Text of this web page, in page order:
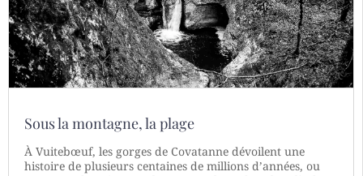
Sous la montagne, la plage
À Vuitebœuf, les gorges de Covatanne dévoilent une
histoire de plusieurs centaines de millions d’années, ou